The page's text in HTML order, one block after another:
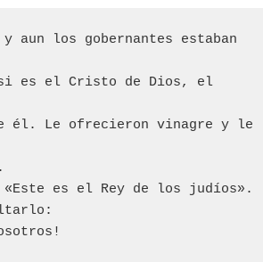
los gobernantes estaban
si es el Cristo de Dios, el
él. Le ofrecieron vinagre y le
es el Rey de los judíos».